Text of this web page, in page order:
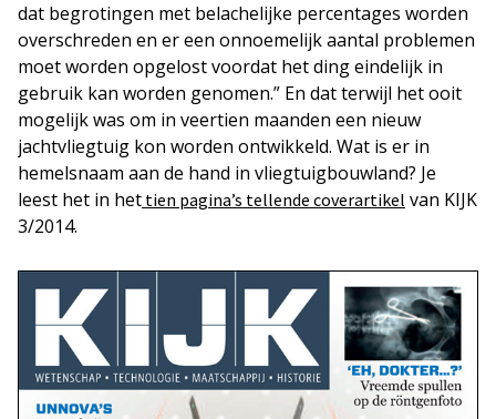
dat begrotingen met belachelijke percentages worden
overschreden en er een onnoemelijk aantal problemen
moet worden opgelost voordat het ding eindelijk in
gebruik kan worden genomen.” En dat terwijl het ooit
mogelijk was om in veertien maanden een nieuw
jachtvliegtuig kon worden ontwikkeld. Wat is er in
hemelsnaam aan de hand in vliegtuigbouwland? Je
leest het in het tien pagina’s tellende coverartikel van KIJK
3/2014.